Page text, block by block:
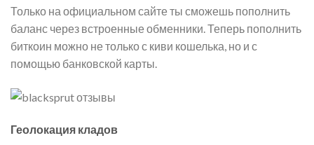
Только на официальном сайте ты сможешь пополнить
баланс через встроенные обменники. Теперь пополнить
биткоин можно не только с киви кошелька, но и с
помощью банковской карты.
Геолокация кладов